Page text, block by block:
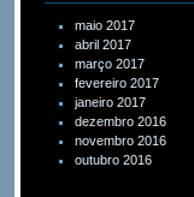
maio 2017
abril 2017
março 2017
fevereiro 2017
janeiro 2017
dezembro 2016
novembro 2016
outubro 2016